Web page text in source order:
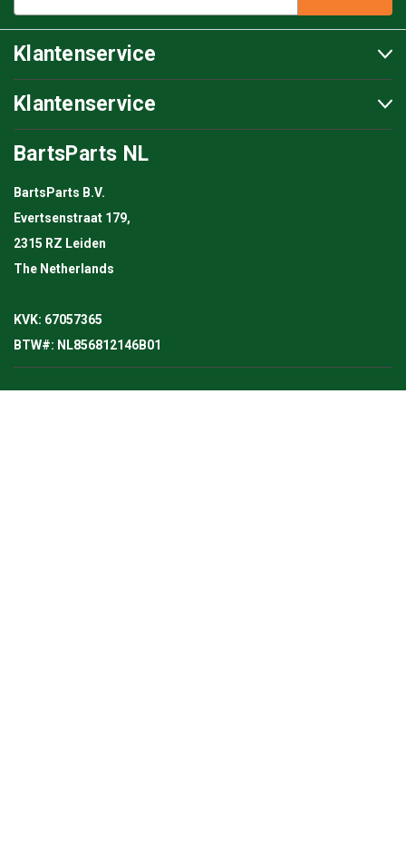
Klantenservice
Klantenservice
BartsParts NL
BartsParts B.V.
Evertsenstraat 179,
2315 RZ Leiden
The Netherlands
KVK: 67057365
BTW#: NL856812146B01